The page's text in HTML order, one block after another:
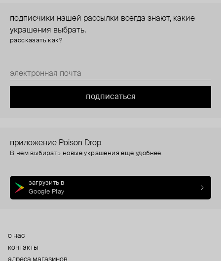
подписчики нашей рассылки всегда знают, какие
украшения выбрать.
рассказать как?
подписаться
приложение Poison Drop
В нем выбирать новые украшения еще удобнее.
загрузить в
Google Play
о нас
контакты
адреса магазинов